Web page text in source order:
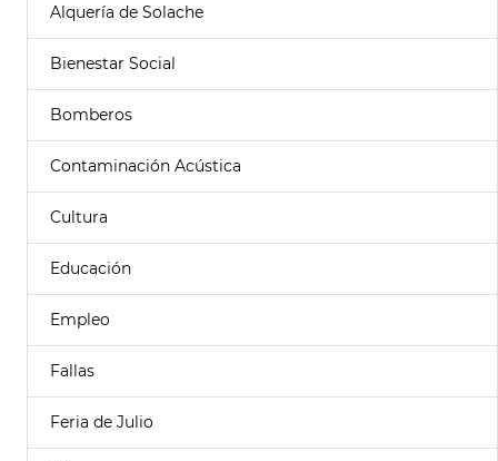
Alquería de Solache
Bienestar Social
Bomberos
Contaminación Acústica
Cultura
Educación
Empleo
Fallas
Feria de Julio